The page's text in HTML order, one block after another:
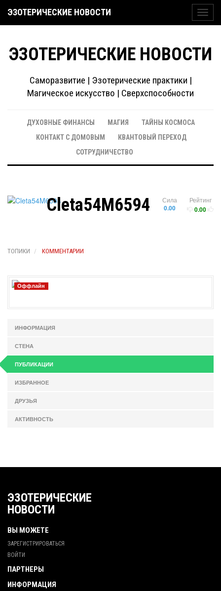
ЭЗОТЕРИЧЕСКИЕ НОВОСТИ
ЭЗОТЕРИЧЕСКИЕ НОВОСТИ
Саморазвитие | Эзотерические практики |
Магическое искусство | Сверхспособности
ДУХОВНЫЕ ФИНАНСЫ МАГИЯ
ТАЙНЫ КОСМОСА
КОНТАКТ С ДОМОВЫМ
КВАНТОВЫЙ ПЕРЕХОД
СОТРУДНИЧЕСТВО
Рейтинг
0.00
Сила
0.00
Cleta54M6594
ТОПИКИ КОММЕНТАРИИ
Оффлайн
ИНФОРМАЦИЯ
СТЕНА
ПУБЛИКАЦИИ
ИЗБРАННОЕ
ДРУЗЬЯ
АКТИВНОСТЬ
ЭЗОТЕРИЧЕСКИЕ
НОВОСТИ
ВЫ МОЖЕТЕ
ЗАРЕГИСТРИРОВАТЬСЯ
ВОЙТИ
ПАРТНЕРЫ
ИНФОРМАЦИЯ